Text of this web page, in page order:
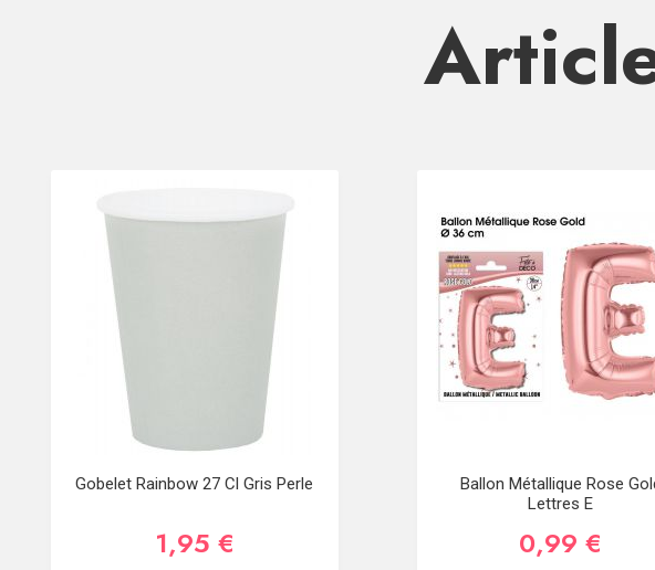
Gobelet Rainbow 27 Cl Gris Perle
1,95 €
Ballon Métallique Rose
Lettres E
0,99 €